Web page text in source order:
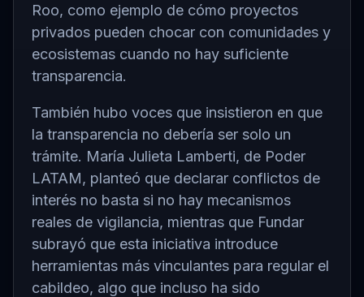
Roo, como ejemplo de cómo proyectos
privados pueden chocar con comunidades y
ecosistemas cuando no hay suficiente
transparencia.
También hubo voces que insistieron en que
la transparencia no debería ser solo un
trámite. María Julieta Lamberti, de Poder
LATAM, planteó que declarar conflictos de
interés no basta si no hay mecanismos
reales de vigilancia, mientras que Fundar
subrayó que esta iniciativa introduce
herramientas más vinculantes para regular el
cabildeo, algo que incluso ha sido